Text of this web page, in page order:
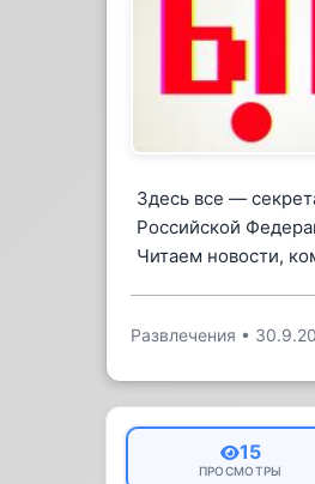
Здесь все —
Российской
Читаем новости,
Развлечения •
15
ПРОСМОТРЫ